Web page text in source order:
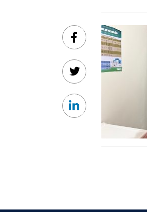
Facebook
Twitter
Linkedin